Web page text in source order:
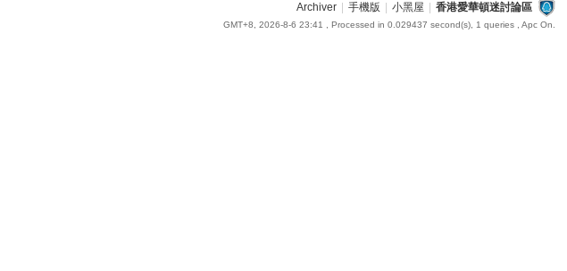
Archiver 手機版 小黑屋 香港愛華頓迷討論區
GMT+8, 2026-8-6 23:41 , Processed in 0.029437 second(s), 1 queries , Apc On.